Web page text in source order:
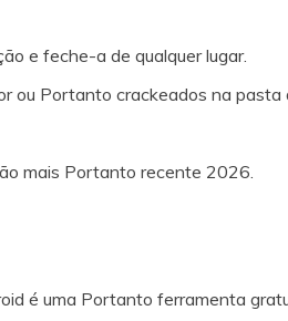
e feche-a de qualquer lugar.
ou Portanto crackeados na pasta
mais Portanto recente 2026.
é uma Portanto ferramenta